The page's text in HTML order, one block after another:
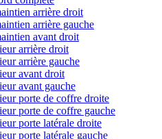
arrière droit
arrière gauche
avant droit
arrière droit
arrière gauche
avant droit
avant gauche
porte de coffre droite
porte de coffre gauche
porte latérale droite
porte latérale gauche